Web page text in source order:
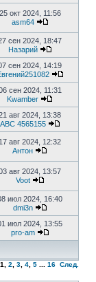
25 окт 2024, 11:56
asm64
сен 2024, 18:47
Назарий
сен 2024, 14:19
сен 2024, 11:31
Kwamber
авг 2024, 13:38
ABC 4565155
17 авг 2024, 12:32
Антон
авг 2024, 13:57
Voot
июл 2024, 16:40
dmi3n
июл 2024, 13:55
pro-am
1 2 3 4 5 16 След.